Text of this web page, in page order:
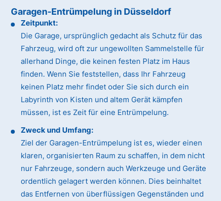
Garagen-Entrümpelung in Düsseldorf
Zeitpunkt:
Die Garage, ursprünglich gedacht als Schutz für das
Fahrzeug, wird oft zur ungewollten Sammelstelle für
allerhand Dinge, die keinen festen Platz im Haus
finden. Wenn Sie feststellen, dass Ihr Fahrzeug
keinen Platz mehr findet oder Sie sich durch ein
Labyrinth von Kisten und altem Gerät kämpfen
müssen, ist es Zeit für eine Entrümpelung.
Zweck und Umfang:
Ziel der Garagen-Entrümpelung ist es, wieder einen
klaren, organisierten Raum zu schaffen, in dem nicht
nur Fahrzeuge, sondern auch Werkzeuge und Geräte
ordentlich gelagert werden können. Dies beinhaltet
das Entfernen von überflüssigen Gegenständen und